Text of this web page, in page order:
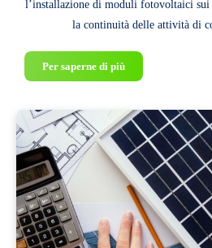
l’installazione di moduli fotovoltaici
la continuità delle attività di
Per saperne di piùAgrivoltaico:
tecnologia,
agronomici
e
quadro
normativo